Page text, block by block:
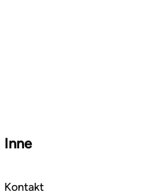
Inne
Kontakt